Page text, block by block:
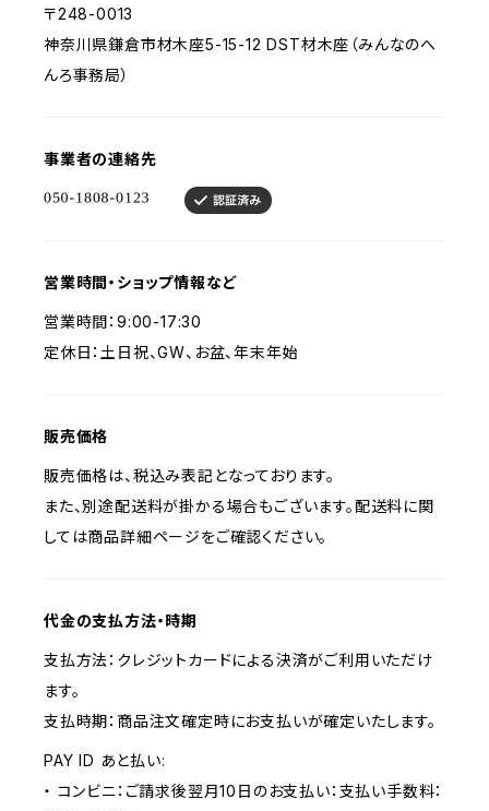
〒248-0013
神奈川県鎌倉市材木座5-15-12 DST材木座（みんなのへ
んろ事務局）
事業者の連絡先
営業時間・ショップ情報など
営業時間：9:00-17:30
定休日：土日祝、GW、お盆、年末年始
販売価格
販売価格は、税込み表記となっております。
また、別途配送料が掛かる場合もございます。配送料に関
しては商品詳細ページをご確認ください。
代金の支払方法・時期
支払方法：クレジットカードによる決済がご利用いただけ
ます。
支払時期：商品注文確定時にお支払いが確定いたします。
PAY ID あと払い:
・ コンビニ：ご請求後翌月10日のお支払い：支払い手数料：